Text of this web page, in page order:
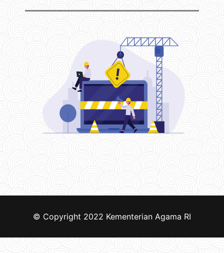
© Copyright 2022 Kementerian Agama RI